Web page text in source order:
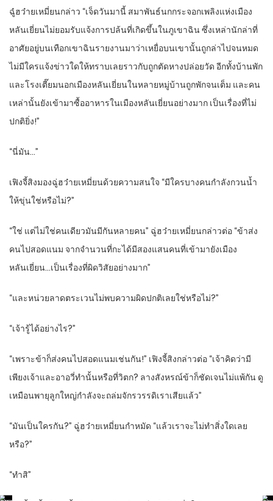
ฉู๋ฮว๋ายเหมี่ยนกล่าว “เจ็ดวันมานี้ สมาพันธ์นกกระจอกเพลิงแห่งเมือง
หลันเยี่ยนไม่ยอมรับแจ้งการปล้นที่เกิดขึ้นในภูเขาฉิน ซึ่งเหล่านักล่าที่
อาศัยอยู่บนเทือกเขาฉินรายงานมาว่าเหยื่อบนเขานั้นถูกล่าไปจนหมด
ไม่มีใครแจ้งข่าวใดให้ทราบเลยราวกับถูกตัดหางปล่อยวัด อีกทั้งบ้านพัก
และโรงเตี๊ยมนอกเมืองหลันเยี่ยนในหลายหมู่บ้านถูกพักจนเต็ม และคน
เหล่านั้นยังเข้ามาซื้ออาหารในเมืองหลันเยี่ยนอย่างมาก เป็นเรื่องที่ไม่
ปกติยิ่ง!”
“นี่มัน…”
เฟิงจี้สิงมองฉู่ฮว๋ายเหมี่ยนด้วยความสนใจ “มีใครบางคนกำลังกวนน้ำ
ให้ขุ่นใช่หรือไม่?”
“ใช่ แต่ไม่ใช่คนเดียวมันมีกันหลายคน” ฉู่ฮว๋ายเหมี่ยนกล่าวต่อ “ข้าส่ง
คนไปสอดแนม จากจำนวนที่กะได้มีสองแสนคนที่เข้ามายังเมือง
หลันเยี่ยน…เป็นเรื่องที่ผิดวิสัยอย่างมาก”
“และหน่วยลาดตระเวนไม่พบความผิดปกติเลยใช่หรือไม่?”
“เจ้ารู้ได้อย่างไร?”
“เพราะข้าก็ส่งคนไปสอดแนมเช่นกัน!” เฟิงจี้สิงกล่าวต่อ “เจ้าคิดว่ามี
เพียงเจ้าและอาอวี่ทำนั้นหรือที่วิตก? ลางสังหรณ์ข้าก็ชัดเจนไม่แพ้กัน ดู
เหมือนพายุลูกใหญ่กำลังจะถล่มจักรวรรดิเราเสียแล้ว”
“มันเป็นใครกัน?” ฉู่ฮว๋ายเหมี่ยนกำหมัด “แล้วเราจะไม่ทำสิ่งใดเลย
หรือ?”
“ทำสิ”